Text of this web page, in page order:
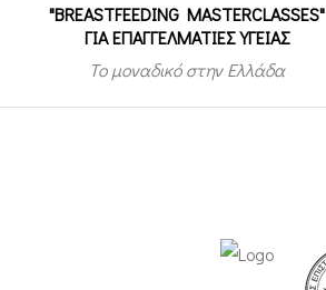
"BREASTFEEDING MASTERCLASSES"
ΓΙΑ ΕΠΑΓΓΕΛΜΑΤΙΕΣ ΥΓΕΙΑΣ
Το μοναδικό στην Ελλάδα